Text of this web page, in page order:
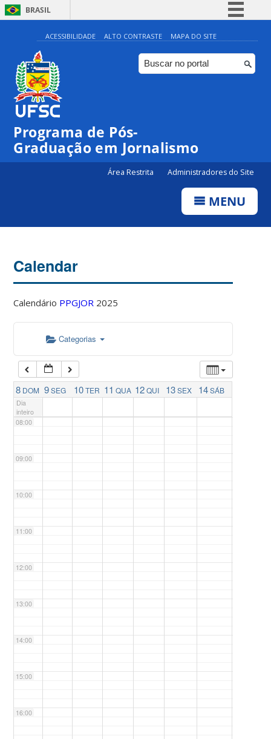
BRASIL
Simplifique!
Comunica BR
Participe
ACESSIBILIDADE ALTO CONTRASTE MAPA DO SITE
Programa de Pós-
Graduação em Jornalismo
Área Restrita Administradores do Site
MENU
Calendar
Calendário PPGJOR 2025
Categorias
8 DOM 9SEG 10TER 11 QUA 12QUI 13SEX 14SÁB
Dia
inteiro
00:00
07:00
08:00
09:00
10:00
11:00
12:00
13:00
14:00
15:00
16:00